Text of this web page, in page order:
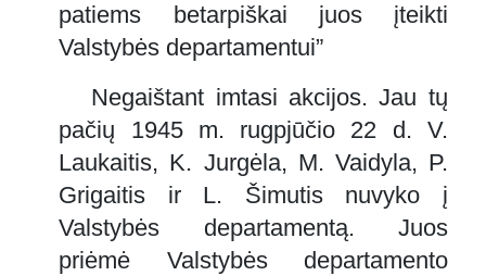
patiems betarpiškai juos įteikti
Valstybės departamentui”
Negaištant imtasi akcijos. Jau tų
pačių 1945 m. rugpjūčio 22 d. V.
Laukaitis, K. Jurgėla, M. Vaidyla, P.
Grigaitis ir L. Šimutis nuvyko į
Valstybės departamentą. Juos
priėmė Valstybės departamento